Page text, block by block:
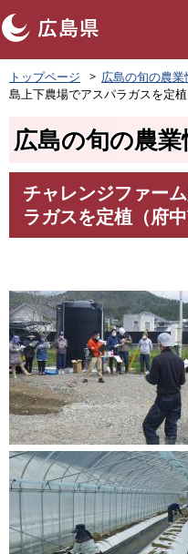
ペ
ー
ジ
トップページ 広島の旬の農
島上下農場でアスパラガスを定植
広島の旬の農
チャレンジファー
ラガスを定植（府中